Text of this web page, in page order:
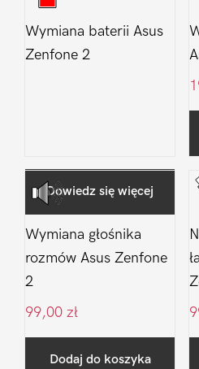
Wymiana baterii Asus
Zenfone 2
Dowiedz się więcej
Wymiana głośnika
rozmów Asus Zenfone
2
99,00 zł
Dodaj do koszyka